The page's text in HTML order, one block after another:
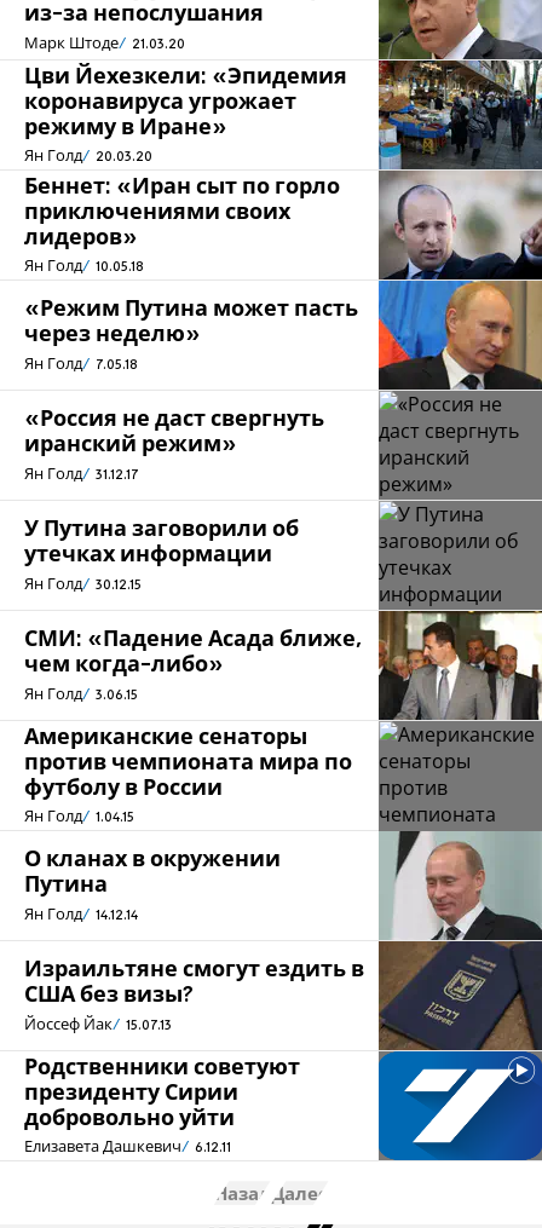
из-за непослушания
Марк Штоде 21.03.20
Цви Йехезкели: «Эпидемия
коронавируса угрожает
режиму в Иране»
Ян Голд 20.03.20
Беннет: «Иран сыт по горло
приключениями своих
лидеров»
Ян Голд 10.05.18
«Режим Путина может пасть
через неделю»
Ян Голд 7.05.18
«Россия не даст свергнуть
иранский режим»
Ян Голд 31.12.17
У Путина заговорили об
утечках информации
Ян Голд 30.12.15
СМИ: «Падение Асада ближе,
чем когда-либо»
Ян Голд 3.06.15
Американские сенаторы
против чемпионата мира по
футболу в России
Ян Голд 1.04.15
О кланах в окружении
Путина
Ян Голд 14.12.14
Израильтяне смогут ездить в
США без визы?
Йоссеф Йак 15.07.13
Родственники советуют
президенту Сирии
добровольно уйти
Елизавета Дашкевич 6.12.11
Назад Далее